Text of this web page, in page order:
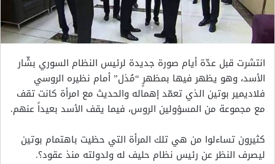
انتشرت قبل عدّة أيام صورة جديدة لرئيس النظام السوري بشّار
الأسد، وهو يظهر فيها بمظهرٍ “مُذل” أمام نظيره الروسي
فلاديمير بوتين الذي تعمّد إهماله والحديث مع امرأة كانت تقف
مع مجموعة من المسؤولين الروس، فيما يقف الأسد بعيداً عنهم.
كثيرون تساءلوا من هي تلك المرأة التي حظيت باهتمام بوتين
ليصرف النظر عن رئيس نظام حليف له ولدولته منذ عقود؟.